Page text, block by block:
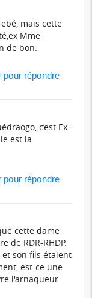
mais cette
Mme
de bon.
pour répondre
c’est Ex-
est la
pour répondre
cette dame
de RDR-RHDP.
son fils étaient
est-ce une
l'arnaqueur